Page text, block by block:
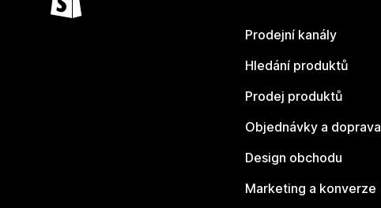
Prodejní kanály
Hledání produktů
Prodej produktů
Objednávky a doprava
Design obchodu
Marketing a konverze